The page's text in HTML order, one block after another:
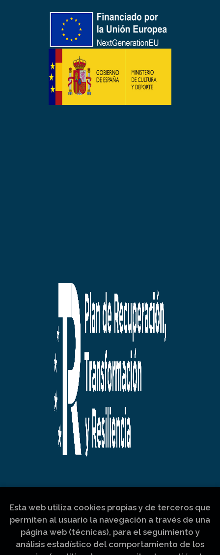
Esta web utiliza cookies propias y de terceros que
permiten al usuario la navegación a través de una
página web (técnicas), para el seguimiento y
análisis estadístico del comportamiento de los